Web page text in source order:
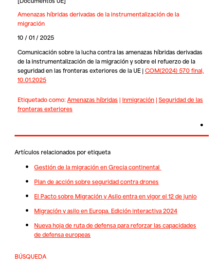
Amenazas híbridas derivadas de la instrumentalización de la
migración
10 / 01 / 2025
Comunicación sobre la lucha contra las amenazas híbridas derivadas
de la instrumentalización de la migración y sobre el refuerzo de la
seguridad en las fronteras exteriores de la UE | COM(2024) 570 final,
10.01.2025
Etiquetado como:Amenazas híbridas| Inmigración| Seguridad de las
fronteras exteriores
Artículos relacionados por etiqueta
Gestión de la migración en Grecia continental
Plan de acción sobre seguridad contra drones
El Pacto sobre Migración y Asilo entra en vigor el 12 de junio
Migración y asilo en Europa. Edición interactiva 2024
Nueva hoja de ruta de defensa para reforzar las capacidades
de defensa europeas
BÚSQUEDA